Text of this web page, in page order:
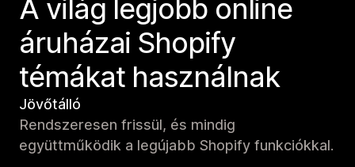
A világ legjobb online
áruházai Shopify
témákat használnak
Jövőtálló
Rendszeresen frissül, és mindig
együttműködik a legújabb Shopify funkciókkal.